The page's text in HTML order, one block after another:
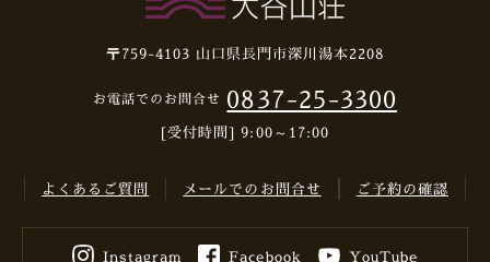
〒759-4103 山口県長門市深川湯本2208
お電話でのお問合せ 0837-25-3300
[受付時間] 9:00～17:00
よくあるご質問 メールでのお問合せ ご予約の確認
Instagram Facebook YouTube